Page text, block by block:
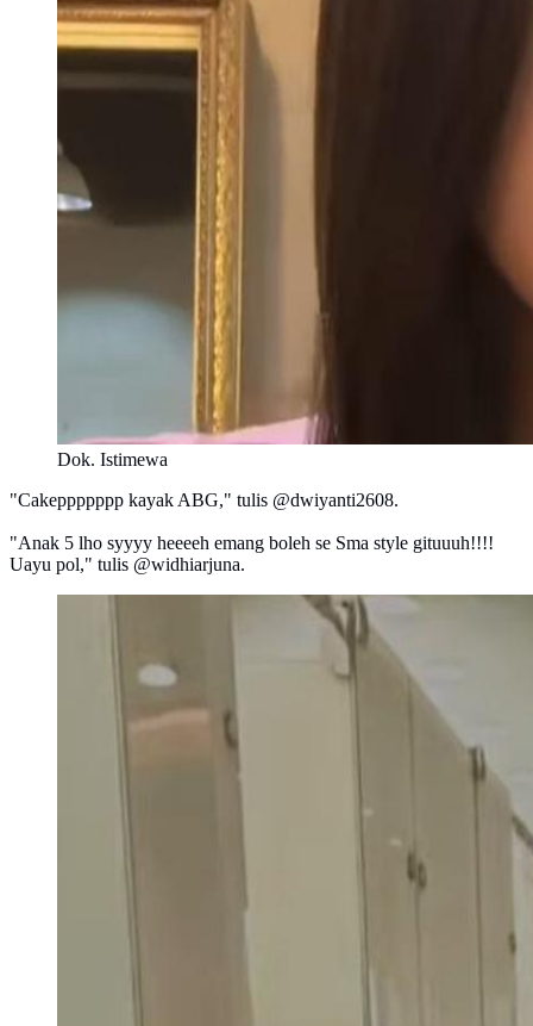
Dok. Istimewa
"Cakeppppppp kayak ABG," tulis @dwiyanti2608.
"Anak 5 lho syyyy heeeeh emang boleh se Sma style gituuuh!!!!
Uayu pol," tulis @widhiarjuna.